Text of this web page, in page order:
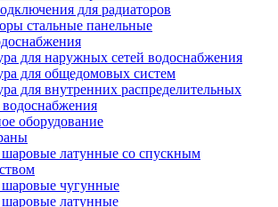
для радиаторов
стальные панельные
для наружных сетей водоснабжения
для общедомовых систем
для внутренних распределительных
водоснабжения
оборудование
латунные со спускным
чугунные
латунные